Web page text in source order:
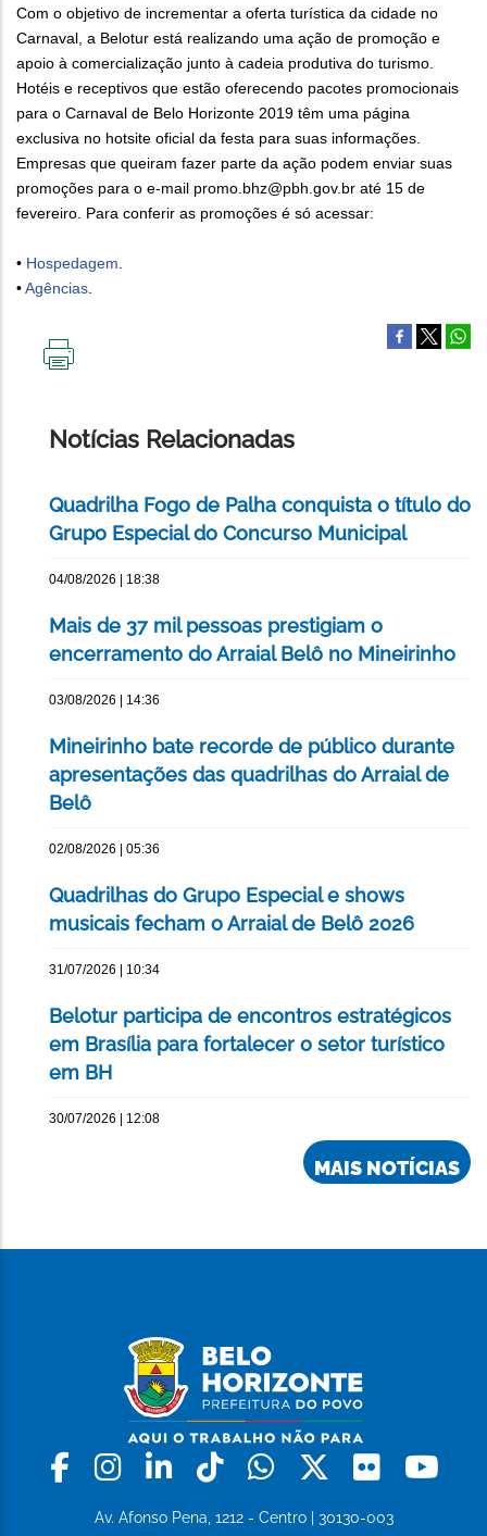
Com o objetivo de incrementar a oferta turística da cidade no
Carnaval, a Belotur está realizando uma ação de promoção e
apoio à comercialização junto à cadeia produtiva do turismo.
Hotéis e receptivos que estão oferecendo pacotes promocionais
para o Carnaval de Belo Horizonte 2019 têm uma página
exclusiva no hotsite oficial da festa para suas informações.
Empresas que queiram fazer parte da ação podem enviar suas
promoções para o e-mail promo.bhz@pbh.gov.br até 15 de
fevereiro. Para conferir as promoções é só acessar:
• Hospedagem
•Agências
Notícias Relacionadas
Quadrilha Fogo de Palha conquista o título do
Grupo Especial do Concurso Municipal
04/08/2026 | 18:38
Mais de 37 mil pessoas prestigiam o
encerramento do Arraial Belô no Mineirinho
03/08/2026 | 14:36
Mineirinho bate recorde de público durante
apresentações das quadrilhas do Arraial de
Belô
02/08/2026 | 05:36
Quadrilhas do Grupo Especial e shows
musicais fecham o Arraial de Belô 2026
31/07/2026 | 10:34
Belotur participa de encontros estratégicos
em Brasília para fortalecer o setor turístico
em BH
30/07/2026 | 12:08
MAIS NOTÍCIAS
Facebook
Instagram
LinkedinTiktokWhatsapp
X Flickr
Av. Afonso Pena, 1212 - Centro | 30130-003